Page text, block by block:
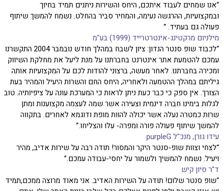
“אנו שמחים לעבוד איתכם, היחס והשירות ניתנים תמיד בחיוך
ובמקצועיות, ההרגשה נעימה, והמחיר סביר בהחלט. נשמח להמשך שיתוף
פעולה גם בעתיד. ”
מילניום מרקטינג-אינטרטרייד (1999) בע"מ
“לכבוד שופ סנטר הנדון: ציון לשבח במהלך חודש נובמבר 2004 התקשרנו
עמכם להטמעת אתר אינטרנט בחברתנו על מנת ליעל את מחלקת השיווק
ומכירה בחברתנו. לאחר מעשה, ברצוני להודות לכם על המקצועיות אותה
גיליתם במהלך ההטמעה ולאחריה, היחס החם והשרות היעיל והמהיר בעת
הצורך. אין ספק כי כבר כעת ניתן לראות כי המערכת עונה על ציפיותיה. טוב
לגלות בימינו חברה דינמית וצעירה אשר שמה לעצמה מקצוענות ומתן
שרות כמטרה נעלה אשר יכולה להוות מופת ודוגמא לאחרים. בתקווה
להמשך שיתוף פעולה פורה ומפרה- עלו והצליחו.”
עידו גורן, מנכ"ל purpleG
“לצחי וצוות שופ-סנטר היקר והמסור! תודה רבה על שירות אדיב, מהיר
ויעיל. נשמח להמשיך ולשמור על יחסי-עבודה עמכם.”
ד"ר סיון קיש
“שופ סנטר שלום! תודה על השירות האדיב. אני מאוד מרוצה ממכם,תמיד